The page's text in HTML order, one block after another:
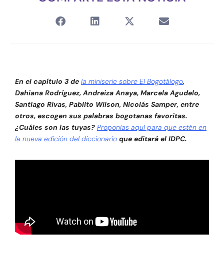
En el capítulo 3 de la miniserie sobre El Bogotálogo,
Dahiana Rodríguez, Andreiza Anaya, Marcela Agudelo,
Santiago Rivas, Pablito Wilson, Nicolás Samper, entre
otros, escogen sus palabras bogotanas favoritas.
¿Cuáles son las tuyas? Proponlas aquí para que estén en
la nueva edición del diccionario que editará el IDPC.